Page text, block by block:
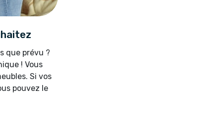
que prévu ?
! Vous
Si vos
pouvez le